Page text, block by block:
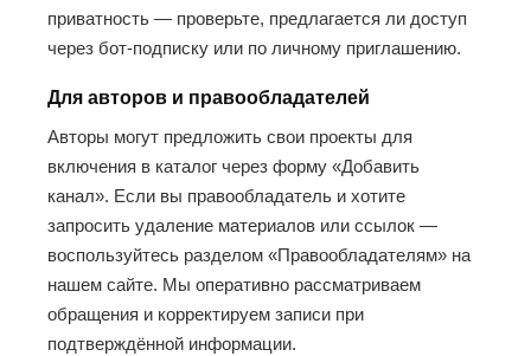
приватность — проверьте, предлагается ли доступ
через бот-подписку или по личному приглашению.
Для авторов и правообладателей
Авторы могут предложить свои проекты для
включения в каталог через форму «Добавить
канал». Если вы правообладатель и хотите
запросить удаление материалов или ссылок —
воспользуйтесь разделом «Правообладателям» на
нашем сайте. Мы оперативно рассматриваем
обращения и корректируем записи при
подтверждённой информации.